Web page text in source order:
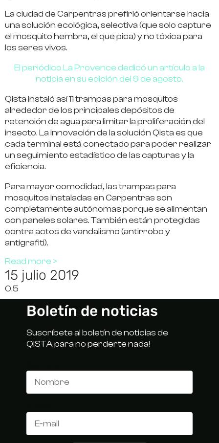
La ciudad de Carpentras prefirió orientarse hacia
una solución ecológica, selectiva (que solo capture
el mosquito hembra, el que pica) y no tóxica para
los seres vivos.
El periódico La Provence dedicó un artículo a la
noticia en su edición del 9 de agosto.
Qista instaló así 11 trampas para mosquitos
alrededor de los principales depósitos de
retención de agua para limitar la proliferación del
insecto. La innovación de la solución Qista es que
cada terminal está conectado para poder realizar
un seguimiento estadístico de las capturas y la
eficiencia.
Para mayor comodidad, las trampas para
mosquitos instaladas en Carpentras son
completamente autónomas porque se alimentan
con paneles solares. También están protegidas
contra actos de vandalismo (antirrobo y
antigrafiti).
Read more >
15 julio 2019
Boletín de noticias
Suscríbete al boletín de noticias de
QISTA para no perderte nada!